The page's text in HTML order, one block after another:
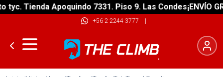
Tienda Apoquindo 7331. Piso 9. Las Condes¡ENVÍO
+56 2 2244 3777 |